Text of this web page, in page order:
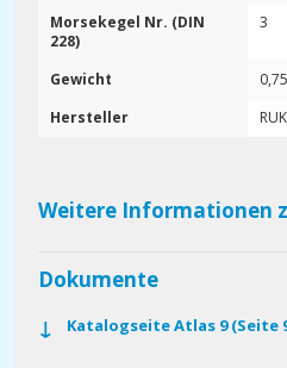
Morsekegel Nr. (DIN
228)
3
Gewicht
Hersteller
Weitere Informationen
Dokumente
Katalogseite Atlas 9 (Seite